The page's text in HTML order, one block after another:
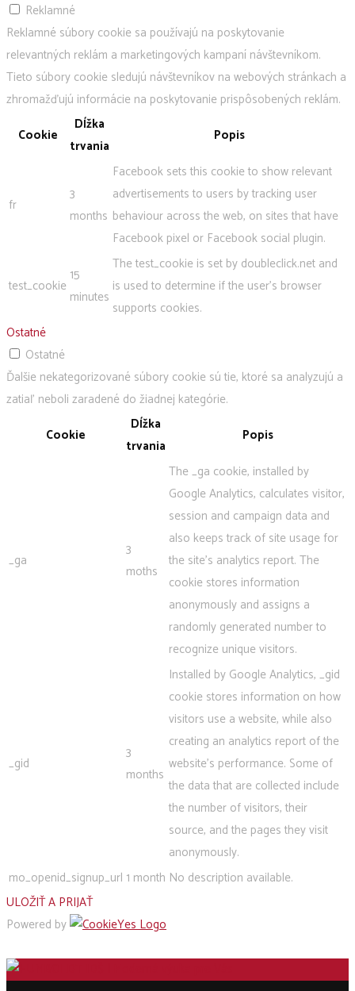
Reklamné
Reklamné súbory cookie sa používajú na poskytovanie
relevantných reklám a marketingových kampaní návštevníkom.
Tieto súbory cookie sledujú návštevníkov na webových stránkach a
zhromažďujú informácie na poskytovanie prispôsobených reklám.
Cookie
Dĺžka
trvania
Popis
fr
3
months
Facebook sets this cookie to show relevant
advertisements to users by tracking user
behaviour across the web, on sites that have
Facebook pixel or Facebook social plugin.
test_cookie
15
minutes
The test_cookie is set by doubleclick.net and
is used to determine if the user's browser
supports cookies.
Ostatné
Ostatné
Ďalšie nekategorizované súbory cookie sú tie, ktoré sa analyzujú a
zatiaľ neboli zaradené do žiadnej kategórie.
Cookie
Dĺžka
trvania
Popis
_ga
3
moths
The _ga cookie, installed by
Google Analytics, calculates visitor,
session and campaign data and
also keeps track of site usage for
the site's analytics report. The
cookie stores information
anonymously and assigns a
randomly generated number to
recognize unique visitors.
_gid
3
months
Installed by Google Analytics, _gid
cookie stores information on how
visitors use a website, while also
creating an analytics report of the
website's performance. Some of
the data that are collected include
the number of visitors, their
source, and the pages they visit
anonymously.
mo_openid_signup_url 1 month No description available.
ULOŽIŤ A PRIJAŤ
Powered by